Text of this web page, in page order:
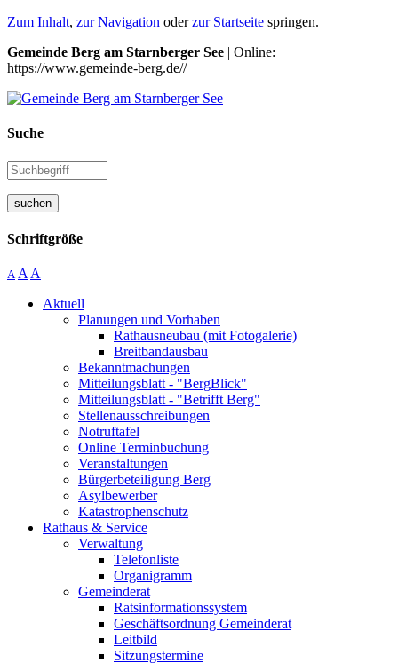
Zum Inhalt, zur Navigation oderzur Startseite springen.
Gemeinde Berg am Starnberger See | Online:
https://www.gemeinde-berg.de//
Suche
suchen
Schriftgröße
A A A
Aktuell
Planungen und Vorhaben
Rathausneubau (mit Fotogalerie)
Breitbandausbau
Bekanntmachungen
Mitteilungsblatt - "BergBlick"
Mitteilungsblatt - "Betrifft Berg"
Stellenausschreibungen
Notruftafel
Online Terminbuchung
Veranstaltungen
Bürgerbeteiligung Berg
Asylbewerber
Katastrophenschutz
Rathaus & Service
Verwaltung
Telefonliste
Organigramm
Gemeinderat
Ratsinformationssystem
Geschäftsordnung Gemeinderat
Leitbild
Sitzungstermine